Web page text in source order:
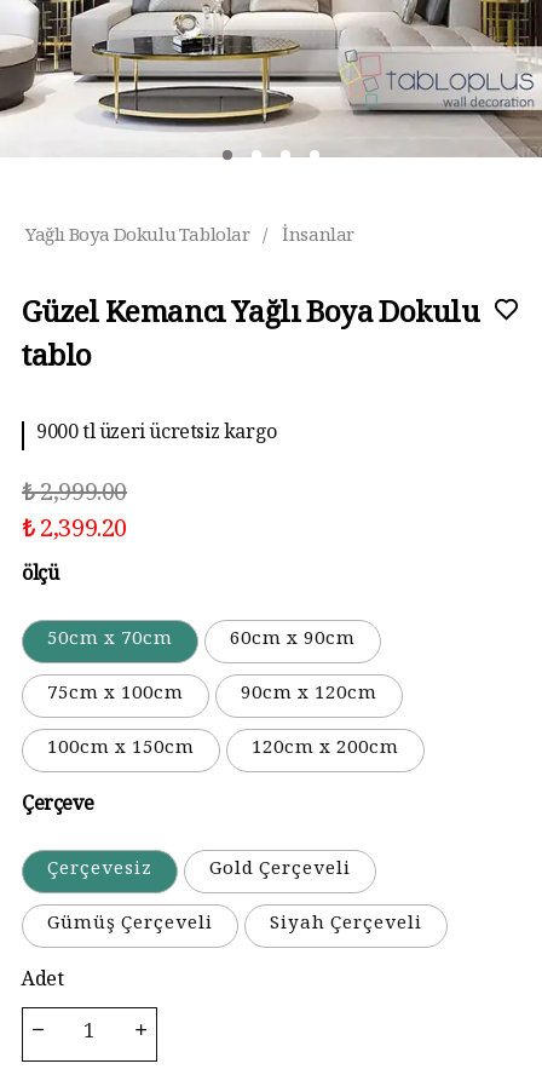
Yağlı Boya Dokulu Tablolar / İnsanlar
Güzel Kemancı Yağlı Boya Dokulu
tablo
9000 tl üzeri ücretsiz kargo
₺ 2,999.00
₺ 2,399.20
ölçü
50cm x 70cm
60cm x 90cm
75cm x 100cm
90cm x 120cm
100cm x 150cm
120cm x 200cm
Çerçeve
Çerçevesiz
Gold Çerçeveli
Gümüş Çerçeveli
Siyah Çerçeveli
Adet